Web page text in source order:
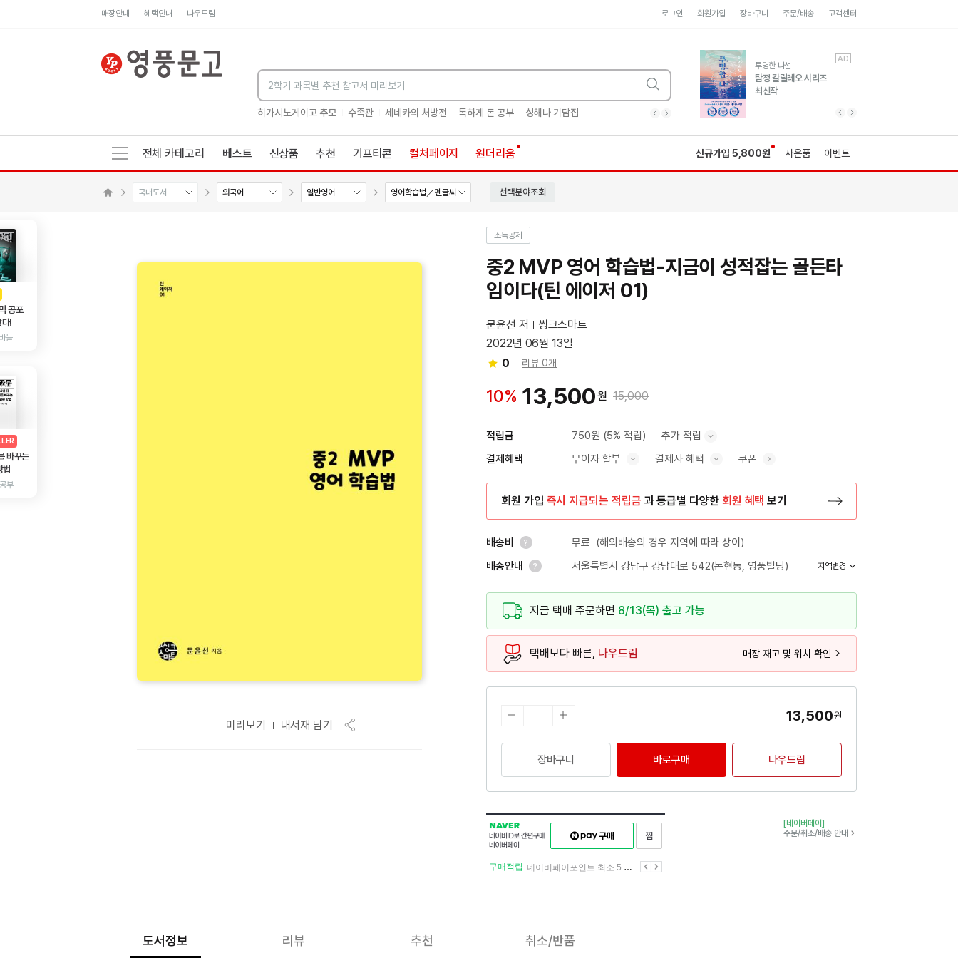
매장안내 혜택안내 나우드림 로그인 회원가입 장바구니 주문/배송 고객센터
히가시노게이고 추모 수족관 세네카의 처방전 독하게 돈 공부 성해나 기담집 히가시노게이고 추모 수족관 독하게 돈 공부
유럽 도시 기행3
풍성한 서사와 인문학적
통찰!
AD
투명한 나선
탐정 갈릴레오 시리즈
최신작
AD
전체 카테고리 베스트 신상품 추천 기프티콘 컬처페이지 원더리움 신규가입 5,800원 사은품 이벤트
국내도서 외국어 일반영어 영어학습법／펜글씨 선택분야조회
AD
공포
다!
늘
AD
바꾸는
법
부
미리보기 내서재 담기
소득공제
중2 MVP 영어 학습법-지금이 성적잡는 골든타
임이다(틴 에이저 01)
문윤선 저
씽크스마트
2022년 06월 13일
0
리뷰 0개
10% 13,500원 15,000
적립금 750원 (5% 적립) 추가 적립
결제혜택 무이자 할부 결제사 혜택 쿠폰
회원 가입 즉시 지급되는 적립금 과 등급별 다양한 회원 혜택 보기
배송비 무료 (해외배송의 경우 지역에 따라 상이)
배송안내
서울특별시 강남구 강남대로 542(논현동, 영풍빌딩) 지역변경
지금 택배 주문하면 8/13(목) 출고 가능
택배보다 빠른, 나우드림 매장 재고 및 위치 확인
13,500원
장바구니 바로구매 나우드림
NAVER
네이버
ID로
간편구매
네이버페이
구매하기
이전
구매적립 네이버페이포인트 최소 5.5% 적립 다음
[네이버페이]
주문/취소/배송 안내
도서정보 리뷰 추천 취소/반품